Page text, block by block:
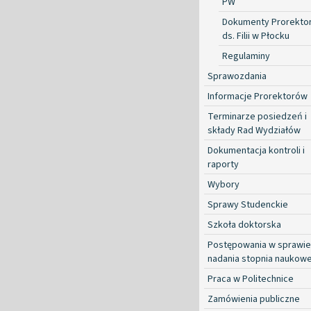
Dokumenty
ds. Filii w Płocku
Regulaminy
Sprawozdania
Informacje Prorektorów
Terminarze posiedzeń i
składy Rad Wydziałów
Dokumentacja kontroli i
raporty
Wybory
Sprawy Studenckie
Szkoła doktorska
Postępowania w sprawie
nadania stopnia
Praca w Politechnice
Zamówienia publiczne